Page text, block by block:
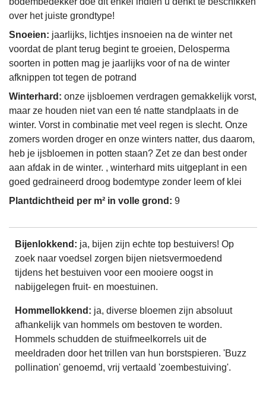
over het juiste grondtype!
Snoeien: jaarlijks, lichtjes insnoeien na de winter net
voordat de plant terug begint te groeien, Delosperma
soorten in potten mag je jaarlijks voor of na de winter
afknippen tot tegen de potrand
Winterhard: onze ijsbloemen verdragen gemakkelijk vorst,
maar ze houden niet van een té natte standplaats in de
winter. Vorst in combinatie met veel regen is slecht. Onze
zomers worden droger en onze winters natter, dus daarom,
heb je ijsbloemen in potten staan? Zet ze dan best onder
aan afdak in de winter. , winterhard mits uitgeplant in een
goed gedraineerd droog bodemtype zonder leem of klei
Plantdichtheid per m² in volle grond: 9
Bijenlokkend: ja, bijen zijn echte top bestuivers! Op
zoek naar voedsel zorgen bijen nietsvermoedend
tijdens het bestuiven voor een mooiere oogst in
nabijgelegen fruit- en moestuinen.
Hommellokkend: ja, diverse bloemen zijn absoluut
afhankelijk van hommels om bestoven te worden.
Hommels schudden de stuifmeelkorrels uit de
meeldraden door het trillen van hun borstspieren. 'Buzz
pollination' genoemd, vrij vertaald 'zoembestuiving'.